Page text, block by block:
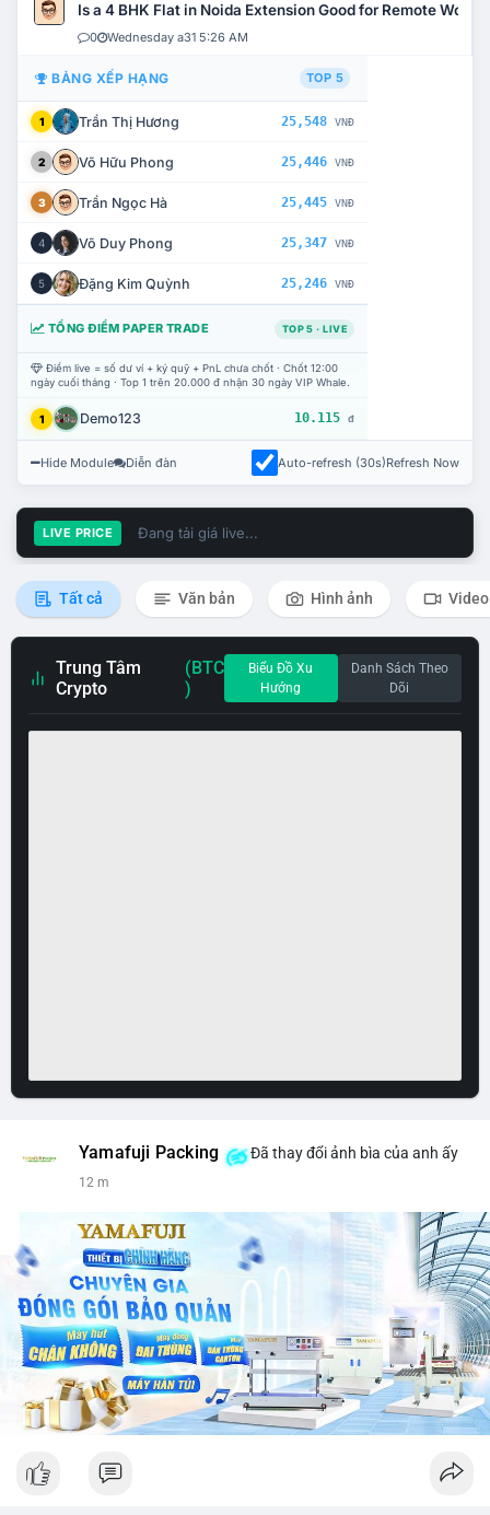
Is a 4 BHK Flat in Noida Extension Good for Remote Work?
0 Wednesday a31 5:26 AM
BẢNG XẾP HẠNG TOP 5
1 Trần Thị Hương 25,548 VNĐ
2 Võ Hữu Phong 25,446 VNĐ
3 Trần Ngọc Hà 25,445 VNĐ
4 Võ Duy Phong 25,347 VNĐ
5 Đặng Kim Quỳnh 25,246 VNĐ
TỔNG ĐIỂM PAPER TRADE TOP 5 · LIVE
Điểm live = số dư ví + ký quỹ + PnL chưa chốt · Chốt 12:00
ngày cuối tháng · Top 1 trên 20.000 đ nhận 30 ngày VIP Whale.
1 Demo123 10.115 đ
Hide Module Diễn đàn Auto-refresh (30s)Refresh Now
LIVE PRICE Đang tải giá live...
Tất cả Văn bản Hình ảnh Video
Trung Tâm
Crypto
(BTC
)
Biểu Đồ Xu
Hướng
Danh Sách Theo
Dõi
Yamafuji Packing Đã thay đổi ảnh bìa của anh ấy
12 m